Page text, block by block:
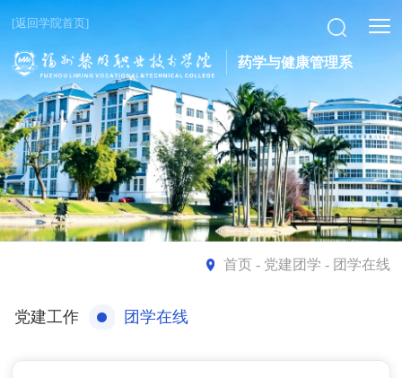
[返回学院首页]
药学与健康管理系
首页- 党建团学 - 团学在线
党建工作 团学在线